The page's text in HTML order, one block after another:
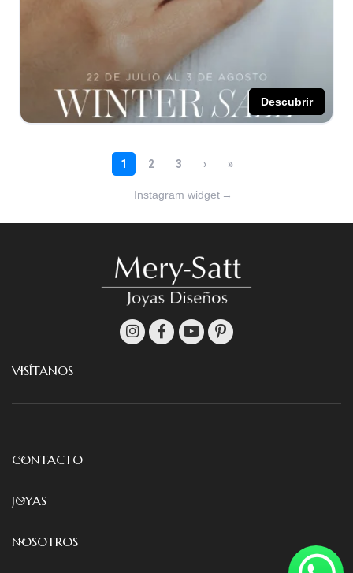
Instagram widget →
VISÍTANOS
CONTACTO
JOYAS
NOSOTROS